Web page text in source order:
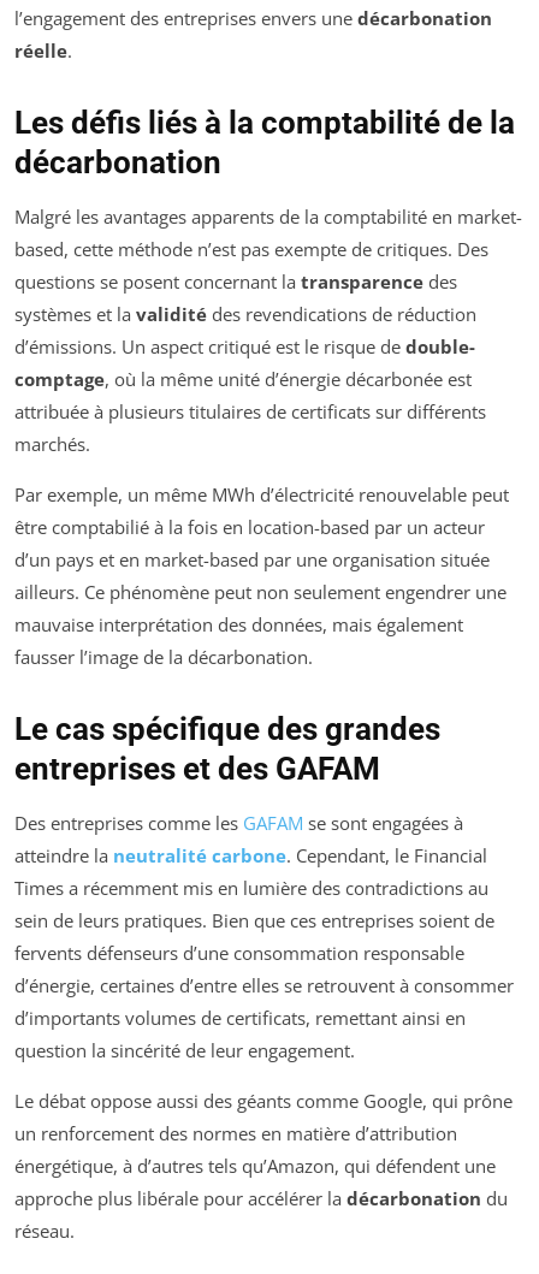
l’engagement des entreprises envers une décarbonation
réelle.
Les défis liés à la comptabilité de la
décarbonation
Malgré les avantages apparents de la comptabilité en market-
based, cette méthode n’est pas exempte de critiques. Des
questions se posent concernant la transparence des
systèmes et la validité des revendications de réduction
d’émissions. Un aspect critiqué est le risque de double-
comptage, où la même unité d’énergie décarbonée est
attribuée à plusieurs titulaires de certificats sur différents
marchés.
Par exemple, un même MWh d’électricité renouvelable peut
être comptabilié à la fois en location-based par un acteur
d’un pays et en market-based par une organisation située
ailleurs. Ce phénomène peut non seulement engendrer une
mauvaise interprétation des données, mais également
fausser l’image de la décarbonation.
Le cas spécifique des grandes
entreprises et des GAFAM
Des entreprises comme les GAFAM se sont engagées à
atteindre la neutralité carbone. Cependant, le Financial
Times a récemment mis en lumière des contradictions au
sein de leurs pratiques. Bien que ces entreprises soient de
fervents défenseurs d’une consommation responsable
d’énergie, certaines d’entre elles se retrouvent à consommer
d’importants volumes de certificats, remettant ainsi en
question la sincérité de leur engagement.
Le débat oppose aussi des géants comme Google, qui prône
un renforcement des normes en matière d’attribution
énergétique, à d’autres tels qu’Amazon, qui défendent une
approche plus libérale pour accélérer la décarbonation du
réseau.